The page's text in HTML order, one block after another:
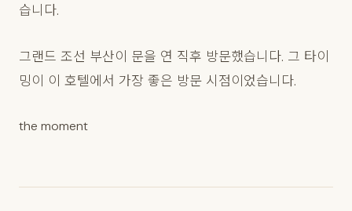
습니다.
그랜드 조선 부산이 문을 연 직후 방문했습니다. 그 타이
밍이 이 호텔에서 가장 좋은 방문 시점이었습니다.
the moment